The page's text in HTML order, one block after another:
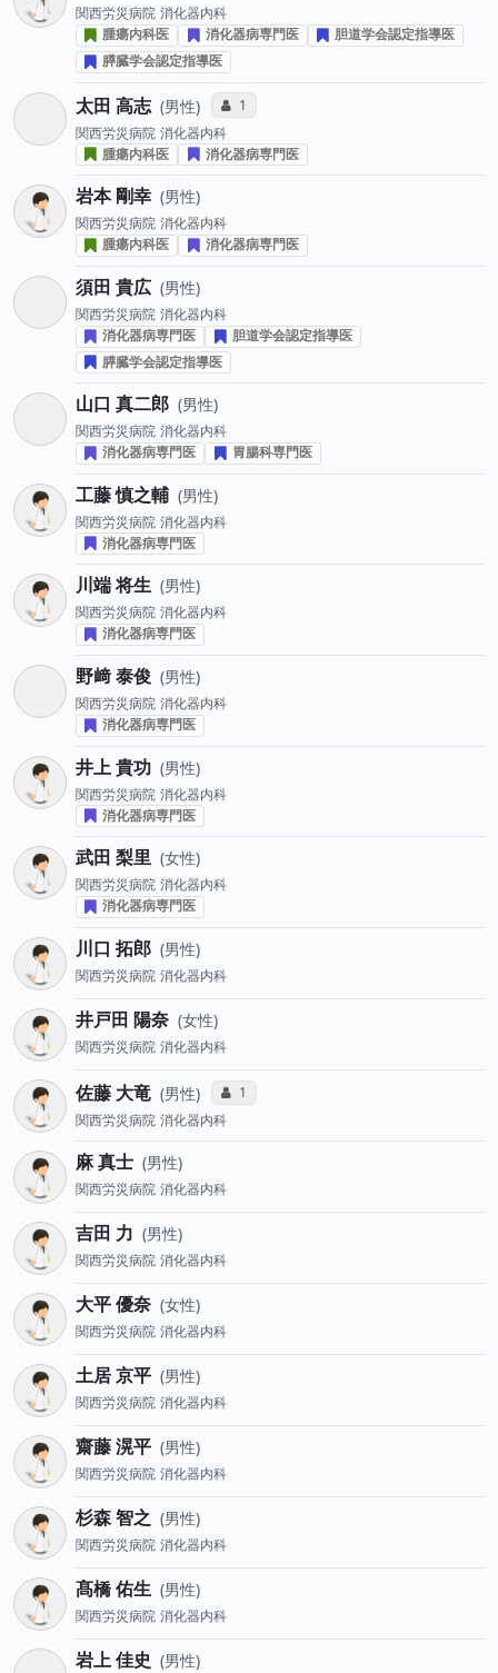
関西労災病院 消化器内科
腫瘍内科医
消化器病専門医
胆道学会認定指導医
膵臓学会認定指導医
太田 高志 男性 コミュニケーション・タイプ投票数
1
関西労災病院 消化器内科
腫瘍内科医
消化器病専門医
岩本 剛幸 男性
関西労災病院 消化器内科
腫瘍内科医
消化器病専門医
須田 貴広 男性
関西労災病院 消化器内科
消化器病専門医
胆道学会認定指導医
膵臓学会認定指導医
山口 真二郎 男性
関西労災病院 消化器内科
消化器病専門医
胃腸科専門医
工藤 慎之輔 男性
関西労災病院 消化器内科
消化器病専門医
川端 将生 男性
関西労災病院 消化器内科
消化器病専門医
野﨑 泰俊 男性
関西労災病院 消化器内科
消化器病専門医
井上 貴功 男性
関西労災病院 消化器内科
消化器病専門医
武田 梨里 女性
関西労災病院 消化器内科
消化器病専門医
川口 拓郎 男性
関西労災病院 消化器内科
井戸田 陽奈 女性
関西労災病院 消化器内科
佐藤 大竜 男性 コミュニケーション・タイプ投票数
1
関西労災病院 消化器内科
麻 真士 男性
関西労災病院 消化器内科
吉田 力 男性
関西労災病院 消化器内科
大平 優奈 女性
関西労災病院 消化器内科
土居 京平 男性
関西労災病院 消化器内科
齋藤 滉平 男性
関西労災病院 消化器内科
杉森 智之 男性
関西労災病院 消化器内科
髙橋 佑生 男性
関西労災病院 消化器内科
岩上 佳史 男性